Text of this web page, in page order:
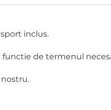
inclus.
functie de termenul